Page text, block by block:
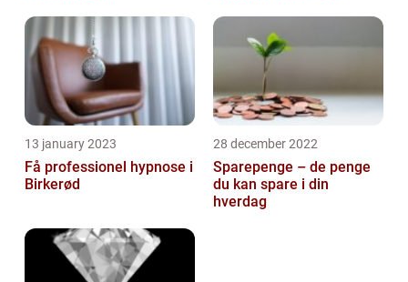
13 january 2023
Få professionel hypnose i
Birkerød
28 december 2022
Sparepenge – de penge
du kan spare i din
hverdag